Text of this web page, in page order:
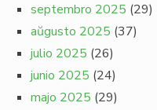
septembro 2025 (29)
aŭgusto 2025 (37)
julio 2025 (26)
junio 2025 (24)
majo 2025 (29)